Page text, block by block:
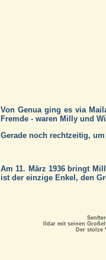
Von Genua ging es via
Fremde - waren Milly und
Gerade noch rechtzeitig,
Am 11. März 1936 bringt
ist der einzige Enkel, den
Ildar mit seinen
Der stolze